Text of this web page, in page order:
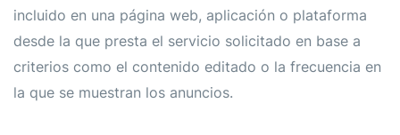
incluido en una página web, aplicación o plataforma
desde la que presta el servicio solicitado en base a
criterios como el contenido editado o la frecuencia en
la que se muestran los anuncios.